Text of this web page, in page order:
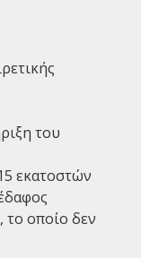
του
εκατοστών
το οποίο δεν